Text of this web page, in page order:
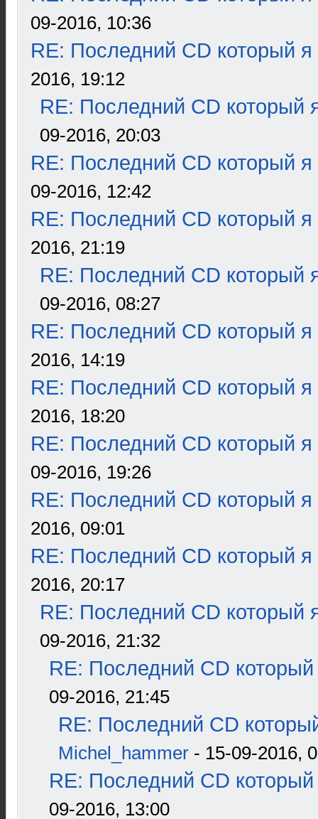
09-2016, 10:36
RE: Последний CD который я
2016, 19:12
RE: Последний CD который
09-2016, 20:03
RE: Последний CD который я
09-2016, 12:42
RE: Последний CD который я
2016, 21:19
RE: Последний CD который
09-2016, 08:27
RE: Последний CD который я
2016, 14:19
RE: Последний CD который я
2016, 18:20
RE: Последний CD который я
09-2016, 19:26
RE: Последний CD который я
2016, 09:01
RE: Последний CD который я
2016, 20:17
RE: Последний CD который
09-2016, 21:32
RE: Последний CD который
09-2016, 21:45
RE: Последний CD
Michel_hammer - 15-09-2016,
RE: Последний CD который
09-2016, 13:00